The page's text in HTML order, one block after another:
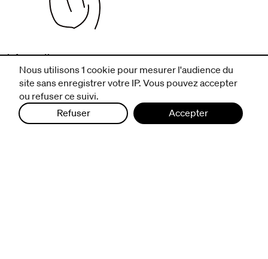
infos pratiques
billetterie
nous suivre
excentriques
biennale de danse
Nous utilisons 1 cookie pour mesurer l'audience du
site sans enregistrer votre IP. Vous pouvez accepter
ou refuser ce suivi.
Refuser
Accepter